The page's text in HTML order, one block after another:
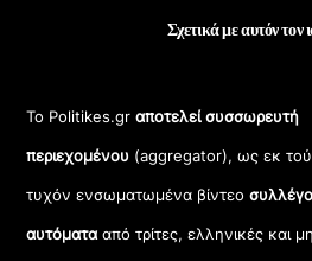
Σχετικά με αυτόν τον
Το Politikes.grαποτελεί συσσωρευτή
περιεχομένου (aggregator), ως εκ
τυχόν ενσωματωμένα βίντεο
αυτόματααπό τρίτες, ελληνικές και